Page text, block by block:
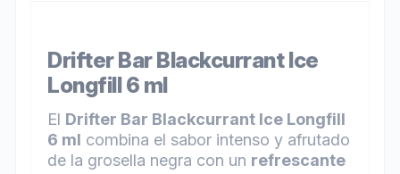
Drifter Bar Blackcurrant Ice
Longfill 6 ml
El Drifter Bar Blackcurrant Ice Longfill
6 ml combina el sabor intenso y afrutado
de la grosella negra con un refrescante